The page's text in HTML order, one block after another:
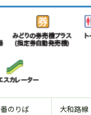
のりば 大和路線